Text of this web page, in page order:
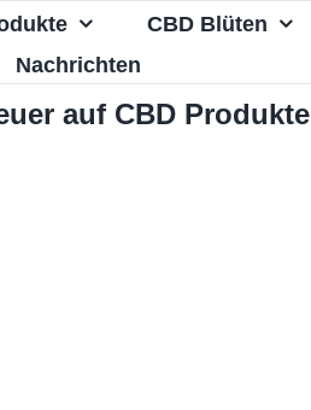
CBD Blüten
Nachrichten
auf CBD Produkte